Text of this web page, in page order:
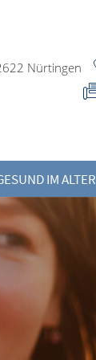
IM ALTER
Nürtingen